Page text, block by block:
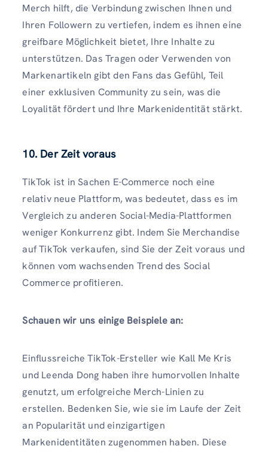
Merch hilft, die Verbindung zwischen Ihnen und
Ihren Followern zu vertiefen, indem es ihnen eine
greifbare Möglichkeit bietet, Ihre Inhalte zu
unterstützen. Das Tragen oder Verwenden von
Markenartikeln gibt den Fans das Gefühl, Teil
einer exklusiven Community zu sein, was die
Loyalität fördert und Ihre Markenidentität stärkt.
10. Der Zeit voraus
TikTok ist in Sachen E-Commerce noch eine
relativ neue Plattform, was bedeutet, dass es im
Vergleich zu anderen Social-Media-Plattformen
weniger Konkurrenz gibt. Indem Sie Merchandise
auf TikTok verkaufen, sind Sie der Zeit voraus und
können vom wachsenden Trend des Social
Commerce profitieren.
Schauen wir uns einige Beispiele an:
Einflussreiche TikTok-Ersteller wie Kall Me Kris
und Leenda Dong haben ihre humorvollen Inhalte
genutzt, um erfolgreiche Merch-Linien zu
erstellen. Bedenken Sie, wie sie im Laufe der Zeit
an Popularität und einzigartigen
Markenidentitäten zugenommen haben. Diese